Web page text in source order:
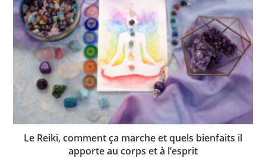
Le Reiki, comment ça marche et quels bienfaits il
apporte au corps et à l’esprit